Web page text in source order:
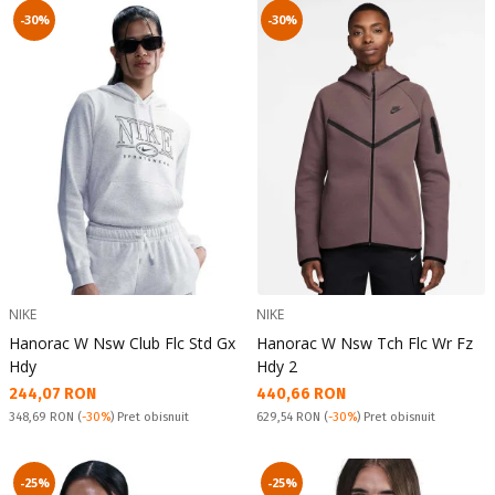
-30%
NIKE
Hanorac W Nsw Club Flc Std Gx
Hdy
Текуща цена:
244,07 RON
Pret obisnuit:
348,69 RON (-30%) Pret obisnuit
-30%
NIKE
Hanorac W Nsw Tch Flc Wr Fz
Hdy 2
Текуща цена:
440,66 RON
Pret obisnuit:
629,54 RON (-30%) Pret obisnuit
-25% -25%